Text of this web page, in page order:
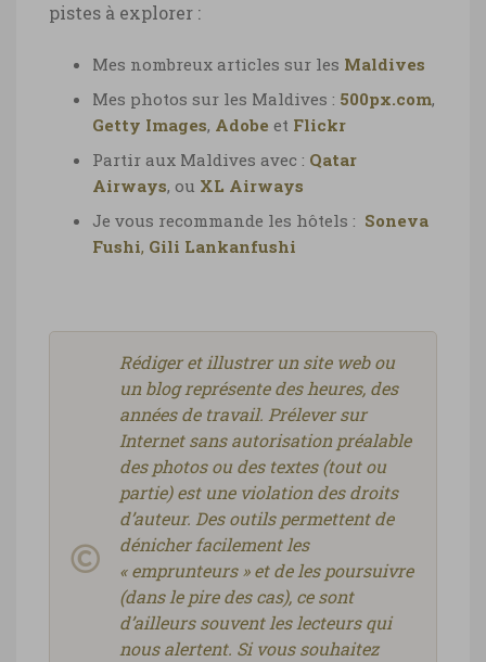
pistes à explorer :
Mes nombreux articles sur les Maldives
Mes photos sur les Maldives : 500px.com,
Getty Images, Adobe et Flickr
Partir aux Maldives avec : Qatar
Airways, ou XL Airways
Je vous recommande les hôtels : Soneva
Fushi, Gili Lankanfushi
Rédiger et illustrer un site web ou
un blog représente des heures, des
années de travail. Prélever sur
Internet sans autorisation préalable
des photos ou des textes (tout ou
partie) est une violation des droits
d’auteur. Des outils permettent de
dénicher facilement les
« emprunteurs » et de les poursuivre
(dans le pire des cas), ce sont
d’ailleurs souvent les lecteurs qui
nous alertent. Si vous souhaitez